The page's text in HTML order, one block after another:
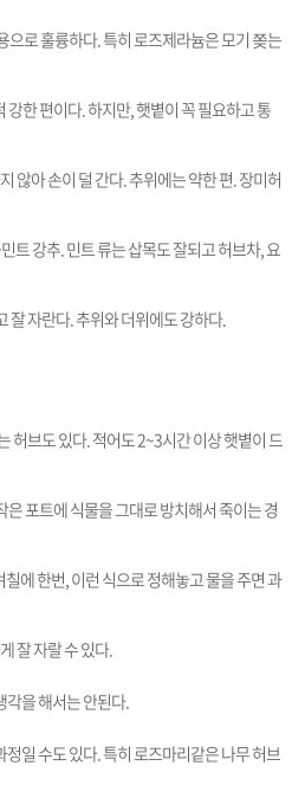
으로 훌륭하다. 특히 로즈제라늄은 모기 쫒는
한 편이다. 하지만, 햇볕이 꼭 필요하고 통
않아 손이 덜 간다. 추위에는 약한 편. 장미허
트 강추. 민트 류는 삽목도 잘되고 허브차, 요
잘 자란다. 추위와 더위에도 강하다.
허브도 있다. 적어도 2~3시간 이상 햇볕이 드
포트에 식물을 그대로 방치해서 죽이는 경
에 한번, 이런 식으로 정해놓고 물을 주면 과
잘 자랄 수 있다.
각을 해서는 안된다.
일 수도 있다. 특히 로즈마리같은 나무 허브